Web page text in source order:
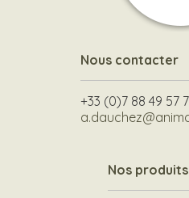
Nous contacter
+33 (0)7 88 49 57
Nos produits